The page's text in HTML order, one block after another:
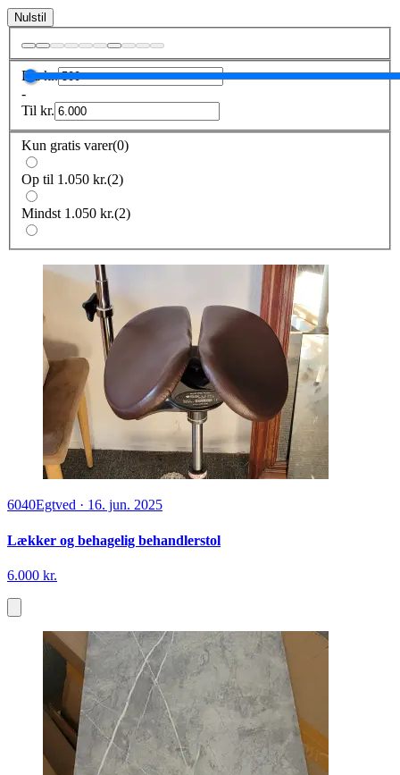
Nulstil
Frakr.
-
Til kr.
Kun gratis varer(0)
Op til 1.050 kr.(2)
Mindst 1.050 kr.(2)
6040Egtved · 16. jun. 2025
Lækker og behagelig behandlerstol
6.000 kr.